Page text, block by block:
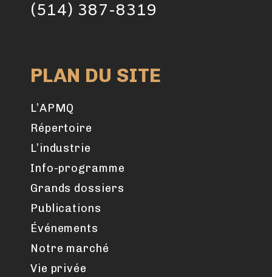
(514) 387-8319
PLAN DU SITE
L’APMQ
Répertoire
L’industrie
Info-programme
Grands dossiers
Publications
Événements
Notre marché
Vie privée